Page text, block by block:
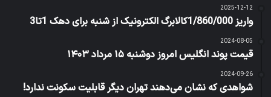
2025-12-12
واریز 1/860/000کالابرگ الکترونیک از شنبه برای دهک‌ 1تا3
2024-08-05
قیمت پوند انگلیس امروز دوشنبه ۱۵ مرداد ۱۴۰۳
2024-09-26
شواهدی که نشان می‌دهند تهران دیگر قابلیت سکونت ندارد!